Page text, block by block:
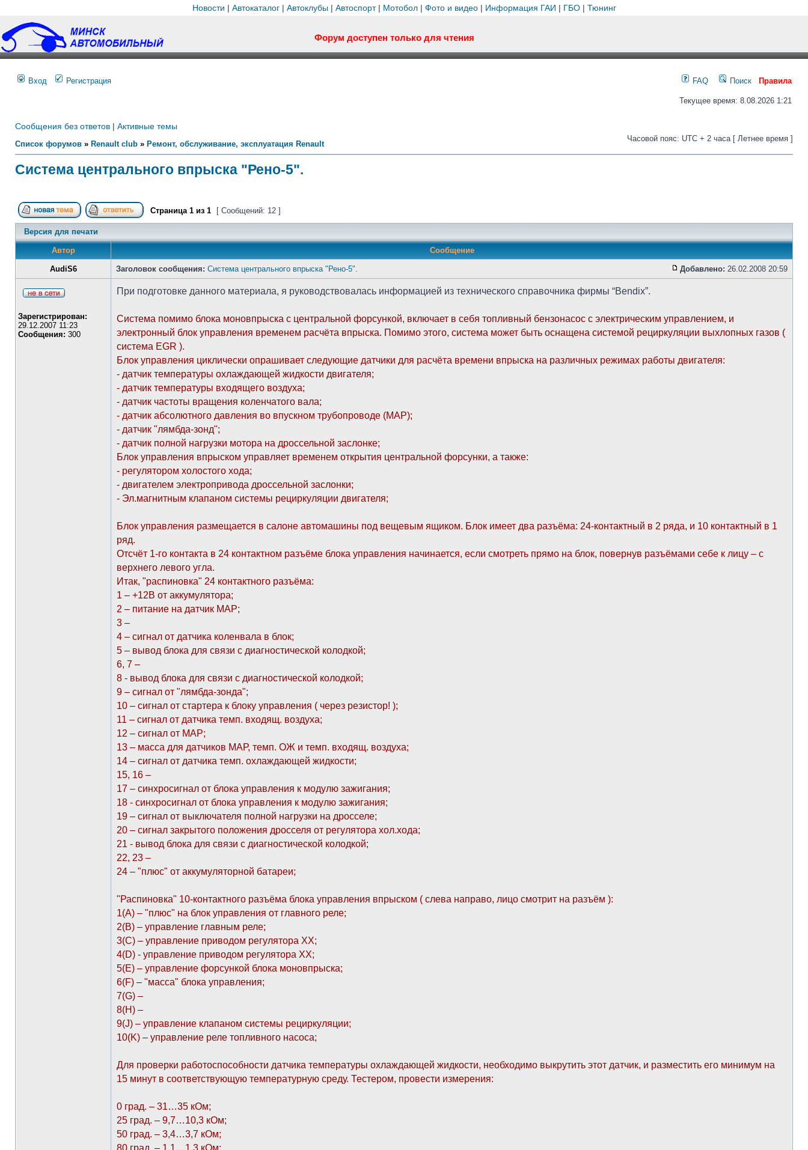
Новости | Автокаталог| Автоклубы| Автоспорт| Мотобол| Фото и видео| Информация ГАИ | ГБО| Тюнинг
Форум доступен только для чтения
Вход Регистрация FAQ Поиск Правила
Текущее время: 8.08.2026 1:21
Сообщения без ответов | Активные темы
Список форумов » Renault club » Ремонт, обслуживание, эксплуатация Renault
Часовой пояс: UTC + 2 часа [ Летнее время ]
Система центрального впрыска "Рено-5".
Страница 1 из 1 [ Сообщений: 12 ]
Версия для печати
Автор Сообщение
AudiS6 Заголовок сообщения: Система центрального впрыска "Рено-5". Добавлено: 26.02.2008 20:59
Зарегистрирован:
29.12.2007 11:23
Сообщения: 300
При подготовке данного материала, я руководствовалась информацией из технического справочника фирмы “Bendix”.
Система помимо блока моновпрыска с центральной форсункой, включает в себя топливный бензонасос с электрическим управлением, и
электронный блок управления временем расчёта впрыска. Помимо этого, система может быть оснащена системой рециркуляции выхлопных газов (
система EGR ).
Блок управления циклически опрашивает следующие датчики для расчёта времени впрыска на различных режимах работы двигателя:
- датчик температуры охлаждающей жидкости двигателя;
- датчик температуры входящего воздуха;
- датчик частоты вращения коленчатого вала;
- датчик абсолютного давления во впускном трубопроводе (МАР);
- датчик "лямбда-зонд";
- датчик полной нагрузки мотора на дроссельной заслонке;
Блок управления впрыском управляет временем открытия центральной форсунки, а также:
- регулятором холостого хода;
- двигателем электропривода дроссельной заслонки;
- Эл.магнитным клапаном системы рециркуляции двигателя;
Блок управления размещается в салоне автомашины под вещевым ящиком. Блок имеет два разъёма: 24-контактный в 2 ряда, и 10 контактный в 1
ряд.
Отсчёт 1-го контакта в 24 контактном разъёме блока управления начинается, если смотреть прямо на блок, повернув разъёмами себе к лицу – с
верхнего левого угла.
Итак, "распиновка" 24 контактного разъёма:
1 – +12В от аккумулятора;
2 – питание на датчик МАР;
3 –
4 – сигнал от датчика коленвала в блок;
5 – вывод блока для связи с диагностической колодкой;
6, 7 –
8 - вывод блока для связи с диагностической колодкой;
9 – сигнал от "лямбда-зонда";
10 – сигнал от стартера к блоку управления ( через резистор! );
11 – сигнал от датчика темп. входящ. воздуха;
12 – сигнал от МАР;
13 – масса для датчиков МАР, темп. ОЖ и темп. входящ. воздуха;
14 – сигнал от датчика темп. охлаждающей жидкости;
15, 16 –
17 – синхросигнал от блока управления к модулю зажигания;
18 - синхросигнал от блока управления к модулю зажигания;
19 – сигнал от выключателя полной нагрузки на дросселе;
20 – сигнал закрытого положения дросселя от регулятора хол.хода;
21 - вывод блока для связи с диагностической колодкой;
22, 23 –
24 – "плюс" от аккумуляторной батареи;
"Распиновка" 10-контактного разъёма блока управления впрыском ( слева направо, лицо смотрит на разъём ):
1(А) – "плюс" на блок управления от главного реле;
2(В) – управление главным реле;
3(С) – управление приводом регулятора ХХ;
4(D) - управление приводом регулятора ХХ;
5(E) – управление форсункой блока моновпрыска;
6(F) – "масса" блока управления;
7(G) –
8(H) –
9(J) – управление клапаном системы рециркуляции;
10(K) – управление реле топливного насоса;
Для проверки работоспособности датчика температуры охлаждающей жидкости, необходимо выкрутить этот датчик, и разместить его минимум на
15 минут в соответствующую температурную среду. Тестером, провести измерения:
0 град. – 31…35 кОм;
25 град. – 9,7…10,3 кОм;
50 град. – 3,4…3,7 кОм;
80 град. – 1,1…1,3 кОм;